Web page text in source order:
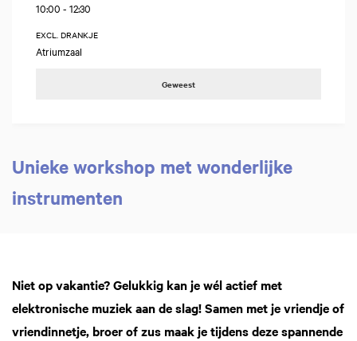
10:00 - 12:30
EXCL. DRANKJE
Atriumzaal
Geweest
Unieke workshop met wonderlijke
instrumenten
Niet op vakantie? Gelukkig kan je wél actief met
elektronische muziek aan de slag! Samen met je vriendje of
vriendinnetje, broer of zus maak je tijdens deze spannende
Inzoomen